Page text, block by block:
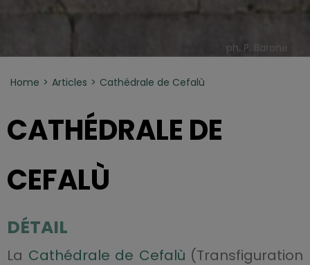
ph. P. Barone
Home Articles Cathédrale de Cefalù
CATHÉDRALE DE
CEFALÙ
DÉTAIL
La Cathédrale de Cefalù (Transfiguration